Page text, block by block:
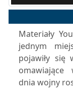
Materiały
jednym
pojawiły się
omawiające
dnia wojny